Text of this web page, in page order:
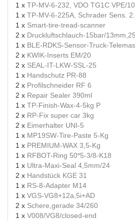
1 x TP-MV-6-232, VDO TG1C VPE/10
1 x TP-MV-6-225A, Schrader Sens.
1 x Smart-tire-tread-scanner
2 x Druckluftschlauch-15bar/
1 x BLE-RDKS-Sensor-Truck-
2 x KWIK-Inserts EM/20
2 x SEAL-IT-LKW-SSL-25
1 x Handschutz PR-88
2 x Profilschneider RF 6
2 x Repair Sealer 390ml
1 x TP-Finish-Wax-4-5kg P
2 x RP-Fix super car 3kg
2 x Eimerhalter UNI-5
1 x MP19SW-Tire-Paste 5-Kg
1 x PREMIUM-WAX 3,5-Kg
1 x RFBOT-Ring 50*5-3/8-K18
1 x Ultra-Maxi-Seal 4,5mm/24
2 x Handstück KGE 31
1 x RS-8-Adapter M14
1 x VGS-VG8+12a,5i+AD
2 x Schere,gerade 34/260
1 x V008/VG8/closed-end